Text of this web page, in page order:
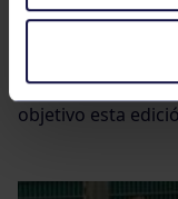
el equipo de
un combinado de
El Memorial
objetivo esta